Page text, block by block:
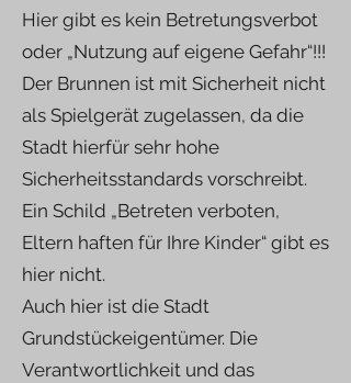
Hier gibt es kein Betretungsverbot
oder „Nutzung auf eigene Gefahr“!!!
Der Brunnen ist mit Sicherheit nicht
als Spielgerät zugelassen, da die
Stadt hierfür sehr hohe
Sicherheitsstandards vorschreibt.
Ein Schild „Betreten verboten,
Eltern haften für Ihre Kinder“ gibt es
hier nicht.
Auch hier ist die Stadt
Grundstückeigentümer. Die
Verantwortlichkeit und das